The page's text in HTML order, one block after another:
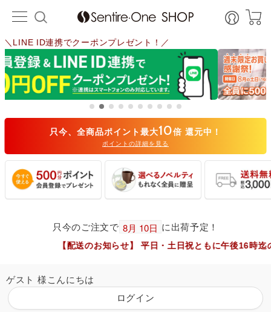
＼週末限定 お買い物感謝祭！／
只今、全商品ポイント最大10倍 還元中！
ポイントの詳細を見る
只今のご注文で に出荷予定！
【配送のお知らせ】 平日・土日祝ともに午後16時迄のご
ゲスト 様こんにちは
ログイン